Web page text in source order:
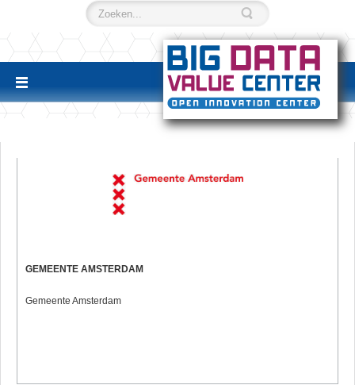
GEMEENTE AMSTERDAM
Gemeente Amsterdam